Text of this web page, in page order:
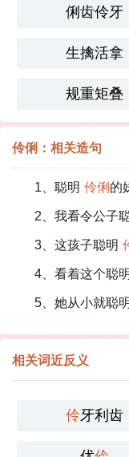
俐齿伶牙
生擒活拿
规重矩叠
伶俐：相关造句
1、聪明 伶俐 的
2、我看令公子
3、这孩子聪明
4、看着这个聪明
5、她从小就聪明
相关词近反义
伶牙利齿